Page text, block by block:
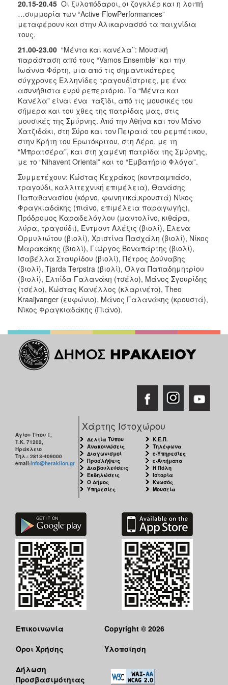
20.15-20.45 Oι ξυλοπόδαροι, οι ζογκλέρ και η λοιπή
…συμμορία των “Αctive FlowPerformances”
μεταφέρουν και στην Αλικαρνασσό τα παιχνίδια
τους.
21.00-23.00 “Mέντα και κανέλα’’: Μουσική
παράσταση από τους “Vamos Εnsemble” και την
Ιωάννα Φόρτη, μια από τις σημαντικότερες
σύγχρονες Ελληνίδες τραγουδίστριες, με ένα
ασυνήθιστα ευρύ ρεπερτόριο. Το “Μέντα και
Κανέλα” είναι ένα ταξίδι, από τις μουσικές του
σήμερα και του χθες της πατρίδας μας, στις
μουσικές της Σμύρνης. Από την Αθήνα και τον Μάνο
Χατζιδάκι, στη Σύρο και τον Πειραιά του ρεμπέτικου,
στην Κρήτη του Ερωτόκριτου, στη Λέρο, με τη
“Μπρατσέρα”, και στη χαμένη πατρίδα της Σμύρνης,
με το “Nihavent Oriental” και το “Εμβατήριο Φλόγα”.
Συμμετέχουν: Κώστας Κεχράκος (κοντραμπάσο,
τραγούδι, καλλιτεχνική επιμέλεια), Θανάσης
Παπαθανασίου (κόρνο, φωνητικά,κρουστά) Νίκος
Φραγκιαδάκης (πιάνο, επιμέλεια παραγωγής),
Πρόδρομος Καραδελόγλου (μαντολίνο, κιθάρα,
λύρα, τραγούδι), Έντμοντ Αλέξις (βιολί), Έλενα
Ορμυλιώτου (βιολί), Χριστίνα Πασχάλη (βιολί), Νίκος
Μαρακάκης (βιολί), Γιώργος Βοναπάρτης (βιολί),
Ισαβέλλα Σταυρίδου (βιολί), Πέτρος Δούναβης
(βιολί), Tjarda Terpstra (βιολί), Όλγα Παπαδημητρίου
(βιολί), Ελπίδα Γαλανάκη (τσέλο), Μάνος Σγουρίδης
(τσέλο), Κώστας Κανέλλος (κλαρινέτο), Τheo
Kraaijvanger (ευφώνιο), Μάνος Γαλανάκης (κρουστά),
Νίκος Φραγκιαδάκης (Πιάνο).
Αγίου Τίτου 1,
Τ.Κ. 71202,
Ηράκλειο
Τηλ.: 2813-409000
email:info@heraklion.gr
Χάρτης Ιστοχώρου
Δελτία Τύπου
Ανακοινώσεις
Διαγωνισμοί
Προσλήψεις
Διαβουλεύσεις
Εκδηλώσεις
Ο Δήμος
Υπηρεσίες
Κ.Ε.Π.
Τηλέφωνα
e-Υπηρεσίες
e-Αιτήματα
Η Πόλη
Ιστορία
Κνωσός
Μουσεία
Επικοινωνία
Όροι Χρήσης
Δήλωση
Προσβασιμότητας
Copyright © 2026
Υλοποίηση